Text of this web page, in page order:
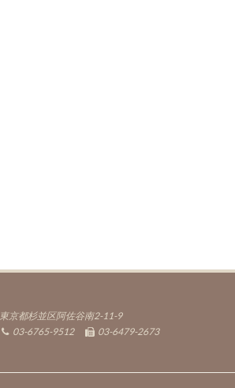
東京都杉並区阿佐谷南2-11-9
03-6765-9512
03-6479-2673